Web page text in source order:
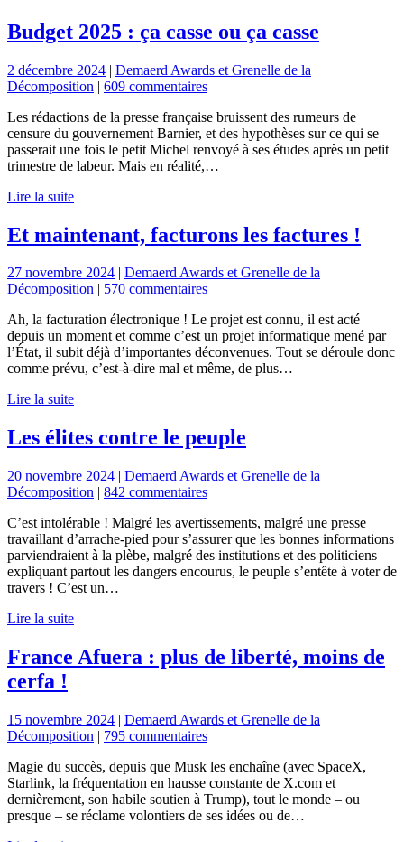
Budget 2025 : ça casse ou ça casse
2 décembre 2024 | Demaerd Awards et Grenelle de la
Décomposition | 609 commentaires
Les rédactions de la presse française bruissent des rumeurs de
censure du gouvernement Barnier, et des hypothèses sur ce qui se
passerait une fois le petit Michel renvoyé à ses études après un petit
trimestre de labeur. Mais en réalité,…
Lire la suite
Et maintenant, facturons les factures !
27 novembre 2024
Demaerd Awards et Grenelle de la
Décomposition
570 commentaires
Ah, la facturation électronique ! Le projet est connu, il est acté
depuis un moment et comme c’est un projet informatique mené par
l’État, il subit déjà d’importantes déconvenues. Tout se déroule donc
comme prévu, c’est-à-dire mal et même, de plus…
Lire la suite
Les élites contre le peuple
20 novembre 2024 | Demaerd Awards et Grenelle de la
Décomposition | 842 commentaires
C’est intolérable ! Malgré les avertissements, malgré une presse
travaillant d’arrache-pied pour s’assurer que les bonnes informations
parviendraient à la plèbe, malgré des institutions et des politiciens
expliquant partout les dangers encourus, le peuple s’entête à voter de
travers ! C’est un…
Lire la suite
France Afuera : plus de liberté, moins de
cerfa !
15 novembre 2024 | Demaerd Awards et Grenelle de la
Décomposition | 795 commentaires
Magie du succès, depuis que Musk les enchaîne (avec SpaceX,
Starlink, la fréquentation en hausse constante de X.com et
dernièrement, son habile soutien à Trump), tout le monde – ou
presque – se réclame volontiers de ses idées ou de…